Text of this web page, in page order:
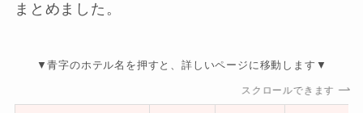
まとめました。
▼青字のホテル名を押すと、詳しいページに移動します▼
スクロールできます